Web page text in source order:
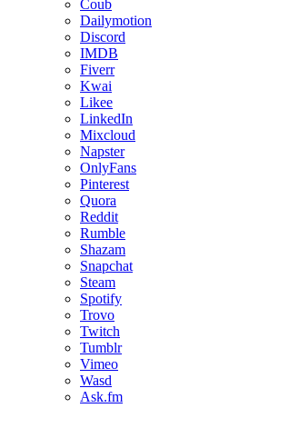
Coub
Dailymotion
Discord
IMDB
Fiverr
Kwai
Likee
LinkedIn
Mixcloud
Napster
OnlyFans
Pinterest
Quora
Reddit
Rumble
Shazam
Snapchat
Steam
Spotify
Trovo
Twitch
Tumblr
Vimeo
Wasd
Ask.fm